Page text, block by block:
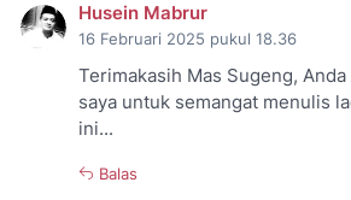
Husein Mabrur
16 Februari 2025 pukul 18.36
Terimakasih Mas Sugeng,
saya untuk semangat menulis
ini...
Balas